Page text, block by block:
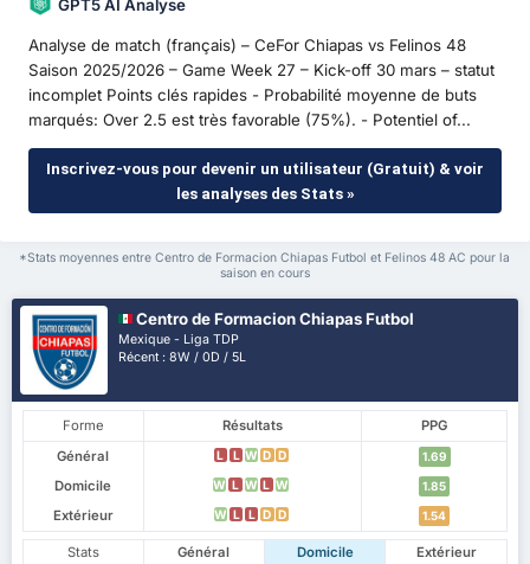
GPT5 AI Analyse
Analyse de match (français) – CeFor Chiapas vs Felinos 48
Saison 2025/2026 – Game Week 27 – Kick-off 30 mars – statut
incomplet Points clés rapides - Probabilité moyenne de buts
marqués: Over 2.5 est très favorable (75%). - Potentiel of...
Inscrivez-vous pour devenir un utilisateur (Gratuit) & voir
les analyses des Stats »
*Stats moyennes entre Centro de Formacion Chiapas Futbol et Felinos 48 AC pour la
saison en cours
Centro de Formacion Chiapas Futbol
Mexique - Liga TDP
Récent : 8W / 0D / 5L
Forme Résultats
PPG
Général
L L W D D 1.69
Domicile W L W L W 1.85
Extérieur W L L D D 1.54
Stats Général Domicile
Extérieur